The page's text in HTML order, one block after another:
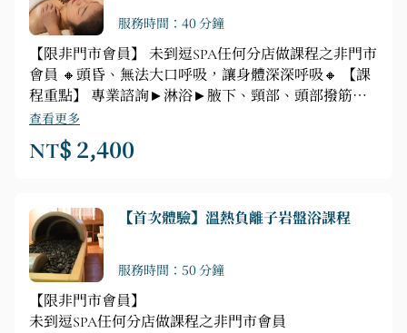
服務時間：40 分鐘
【限非門市會員】 未到逗SPA任何分店做課程之非門市
會員 🔸頭昏、無法大口呼吸，讓身體深深呼吸🔸 【課
程重點】 專業諮詢►淋浴►腋下、頸部、頭部撥筋手
技按摩
查看更多
NT$ 2,400
【首次體驗】溫熱負離子岩盤浴課程
服務時間：50 分鐘
【限非門市會員】
未到逗SPA任何分店做課程之非門市會員